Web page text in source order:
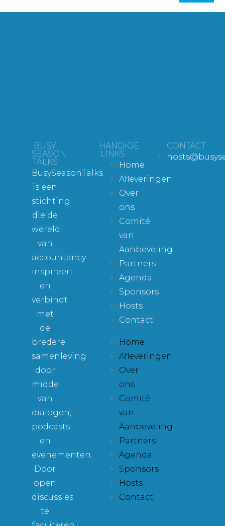
BUSY
SEASON
TALKS
BusySeasonTalks
is een
stichting
die de
wereld
van
accountancy
inspireert
en
verbindt
met
de
bredere
samenleving
door
middel
van
dialogen,
podcasts
en
evenementen.
Door
open
discussies
te
HANDIGE
LINKS
Home
Afleveringen
Over
ons
Comité
van
Aanbeveling
Partners
Agenda
Sponsors
Hosts
Contact
Home
Afleveringen
Over
ons
Comité
van
Aanbeveling
Partners
Agenda
Sponsors
Hosts
Contact
CONTACT